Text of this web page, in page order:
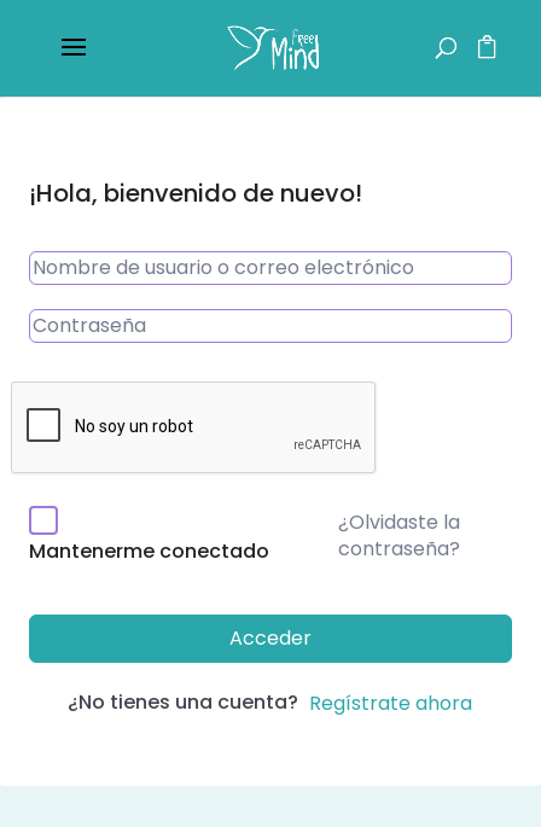
¡Hola, bienvenido de nuevo!
Mantenerme conectado
¿Olvidaste la
contraseña?
Acceder
¿No tienes una cuenta? Regístrate ahora